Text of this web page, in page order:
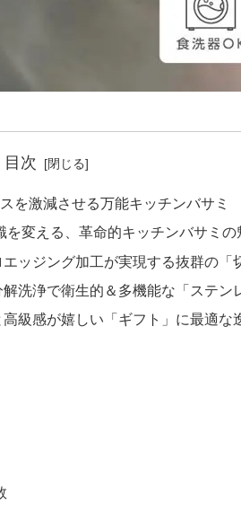
目次
を激減させる万能キッチンバサミ
を変える、革命的キッチンバサミの
ッジング加工が実現する抜群の「
洗浄で衛生的＆多機能な「ステン
級感が嬉しい「ギフト」に最適な